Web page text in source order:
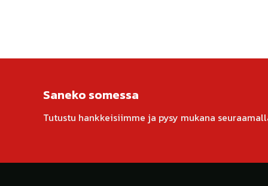
Saneko somessa
Tutustu hankkeisiimme ja pysy mukana